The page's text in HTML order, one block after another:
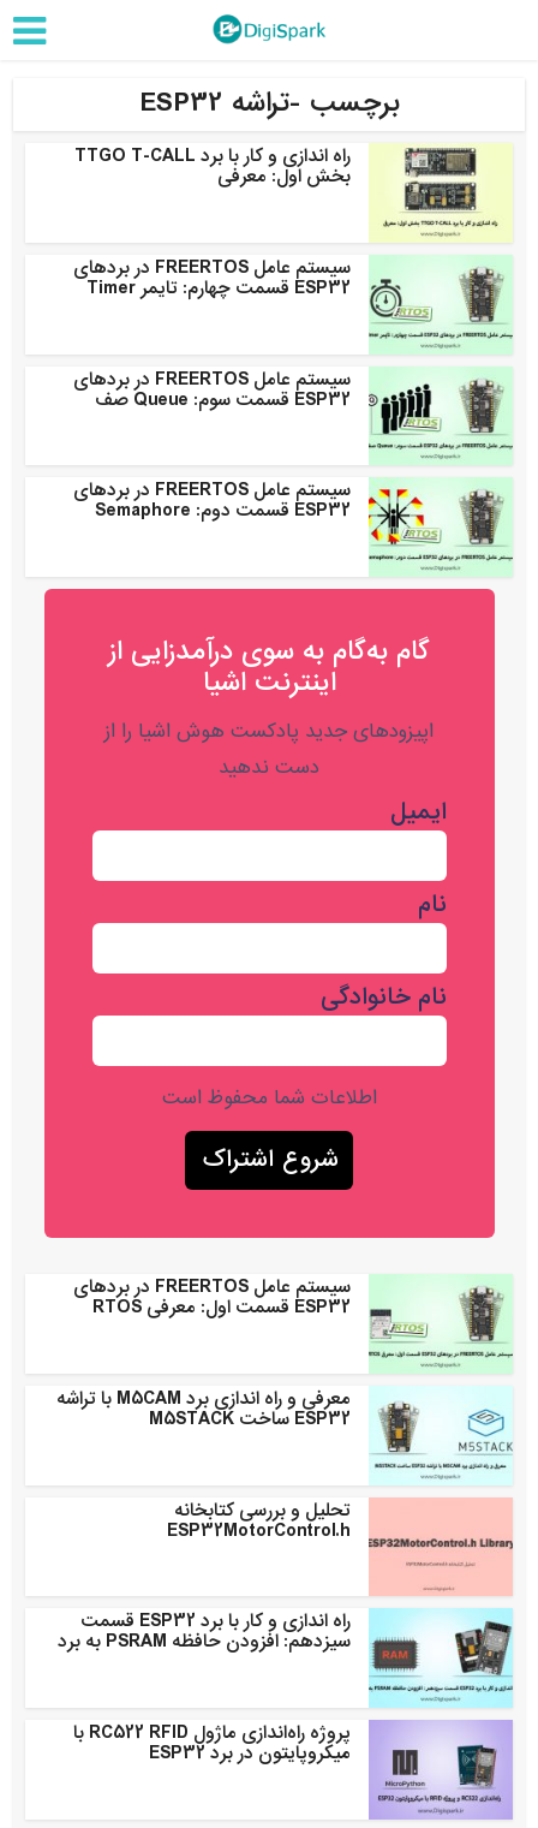
برچسب -تراشه ESP32
راه اندازی و کار با برد TTGO T-CALL
بخش اول: معرفی
سیستم عامل FREERTOS در بردهای
ESP32 قسمت چهارم: تایمر Timer
سیستم عامل FREERTOS در بردهای
ESP32 قسمت سوم: Queue صف
سیستم عامل FREERTOS در بردهای
ESP32 قسمت دوم: Semaphore
گام به‌گام به‌ سوی درآمدزایی از
اینترنت اشیا
اپیزودهای جدید پادکست هوش اشیا را از
دست ندهید
ایمیل
نام
نام خانوادگی
اطلاعات شما محفوظ است
سیستم عامل FREERTOS در بردهای
ESP32 قسمت اول: معرفی RTOS
معرفی و راه اندازی برد M5CAM با تراشه
ESP32 ساخت M5STACK
تحلیل و بررسی کتابخانه
ESP32MotorControl.h
راه اندازی و کار با برد ESP32 قسمت
سیزدهم: افزودن حافظه PSRAM به برد
پروژه راه‌اندازی ماژول RC522 RFID با
میکروپایتون در برد ESP32